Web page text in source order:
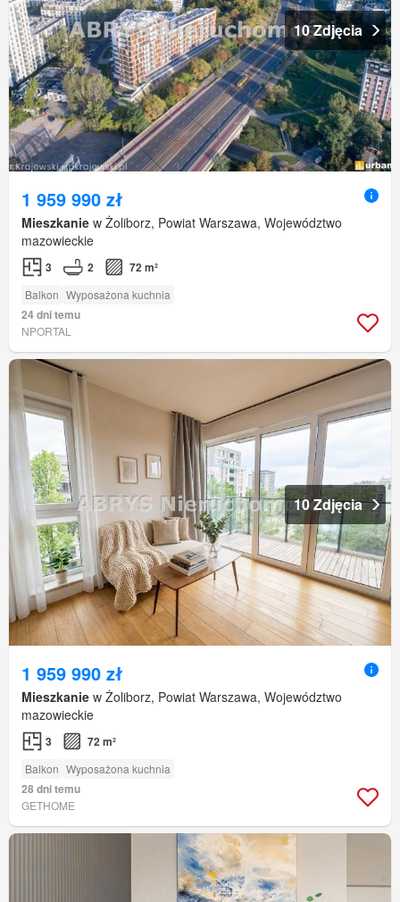
10 Zdjęcia
1 959 990 zł
Mieszkanie w Żoliborz, Powiat Warszawa, Województwo
mazowieckie
3 2 72 m²
Balkon Wyposażona kuchnia
24 dni temu
NPORTAL
10 Zdjęcia
1 959 990 zł
Mieszkanie w Żoliborz, Powiat Warszawa, Województwo
mazowieckie
3 72 m²
Balkon Wyposażona kuchnia
28 dni temu
GETHOME